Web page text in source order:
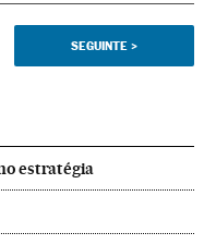
SEGUINTE >
estratégia